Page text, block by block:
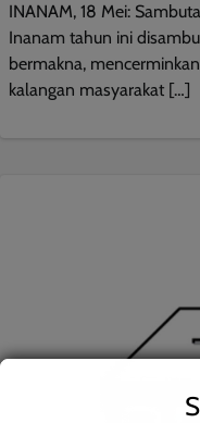
INANAM, 18 Mei:
Inanam tahun ini
bermakna,
kalangan masyarakat […]